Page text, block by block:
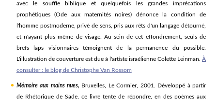
avec le souffle biblique et quelquefois les grandes imprécations
prophétiques (Ode aux maternités noires) dénonce la condition de
l'homme postmoderne, privé de sens, pris aux rêts d'un langage détourné,
et n'ayant plus même de visage. Au sein de cet effondrement, seuls de
brefs laps visionnaires témoignent de la permanence du possible.
L'illustration de couverture est due à l'artiste israélienne Colette Leinman. À
consulter : le blog de Christophe Van Rossom
Mémoire aux mains nues, Bruxelles, Le Cormier, 2001. Développé à partir
de Rhétorique de Sade, ce livre tente de répondre, en des poèmes aux